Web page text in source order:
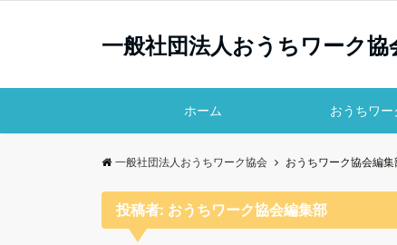
一般社団法人おうちワーク協
ホーム おうちワ
一般社団法人おうちワーク協会 おうちワーク協会編集
投稿者: おうちワーク協会編集部